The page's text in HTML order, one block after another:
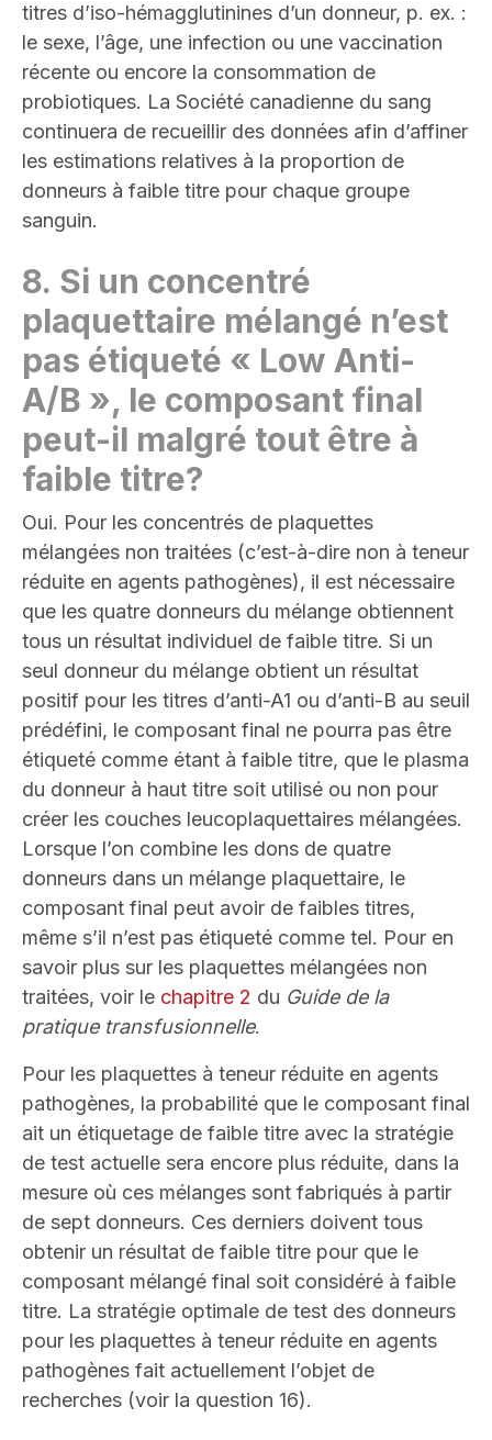
titres d’iso-hémagglutinines d’un donneur, p. ex. :
le sexe, l’âge, une infection ou une vaccination
récente ou encore la consommation de
probiotiques. La Société canadienne du sang
continuera de recueillir des données afin d’affiner
les estimations relatives à la proportion de
donneurs à faible titre pour chaque groupe
sanguin.
8. Si un concentré
plaquettaire mélangé n’est
pas étiqueté « Low Anti-
A/B », le composant final
peut-il malgré tout être à
faible titre?
Oui. Pour les concentrés de plaquettes
mélangées non traitées (c’est-à-dire non à teneur
réduite en agents pathogènes), il est nécessaire
que les quatre donneurs du mélange obtiennent
tous un résultat individuel de faible titre. Si un
seul donneur du mélange obtient un résultat
positif pour les titres d’anti-A1 ou d’anti-B au seuil
prédéfini, le composant final ne pourra pas être
étiqueté comme étant à faible titre, que le plasma
du donneur à haut titre soit utilisé ou non pour
créer les couches leucoplaquettaires mélangées.
Lorsque l’on combine les dons de quatre
donneurs dans un mélange plaquettaire, le
composant final peut avoir de faibles titres,
même s’il n’est pas étiqueté comme tel. Pour en
savoir plus sur les plaquettes mélangées non
traitées, voir le chapitre 2 du Guide de la
pratique transfusionnelle.
Pour les plaquettes à teneur réduite en agents
pathogènes, la probabilité que le composant final
ait un étiquetage de faible titre avec la stratégie
de test actuelle sera encore plus réduite, dans la
mesure où ces mélanges sont fabriqués à partir
de sept donneurs. Ces derniers doivent tous
obtenir un résultat de faible titre pour que le
composant mélangé final soit considéré à faible
titre. La stratégie optimale de test des donneurs
pour les plaquettes à teneur réduite en agents
pathogènes fait actuellement l’objet de
recherches (voir la question 16).